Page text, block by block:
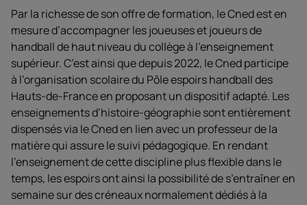
Par la richesse de son offre de formation, le Cned est en
mesure d’accompagner les joueuses et joueurs de
handball de haut niveau du collège à l’enseignement
supérieur. C’est ainsi que depuis 2022, le Cned participe
à l’organisation scolaire du Pôle espoirs handball des
Hauts-de-France en proposant un dispositif adapté. Les
enseignements d’histoire-géographie sont entièrement
dispensés via le Cned en lien avec un professeur de la
matière qui assure le suivi pédagogique. En rendant
l’enseignement de cette discipline plus flexible dans le
temps, les espoirs ont ainsi la possibilité de s’entraîner en
semaine sur des créneaux normalement dédiés à la